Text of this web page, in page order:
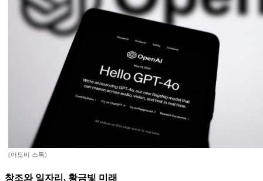
(어도비 스톡)
창조와 일자리, 황금빛 미래